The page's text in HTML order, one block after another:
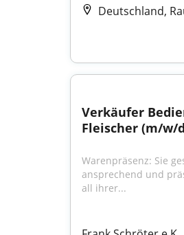
Deutschland,
Verkäufer
Fleischer (m/w/
Warenpräsenz: Sie
ansprechend und
all ihrer...